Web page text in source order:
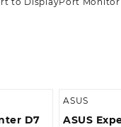
D7
ASUS
ASUS